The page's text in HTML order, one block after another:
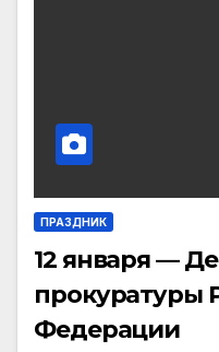
ПРАЗДНИК
12 января —
прокуратуры
Федерации